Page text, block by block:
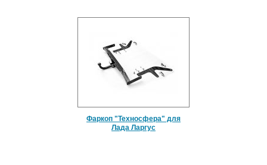
Фаркоп "Техносфера" для
Лада Ларгус